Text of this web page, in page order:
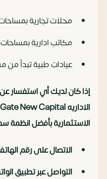
محلات تجارية بمساحات 43 متر حتى 145
مكاتب ادارية بمساحات تبدأ من 45
عيادات طبية تبدأ من مساحة 37 متر وتصل
إذا كان لديك أي استفسار
الاستثمارية بأفضل انظمة
الاتصال على رقم
التواصل عبر تطبيق